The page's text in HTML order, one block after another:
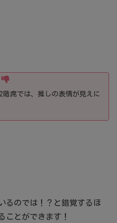
席では、推しの表情が見えに
るのでは！？と錯覚するほ
ことができます！